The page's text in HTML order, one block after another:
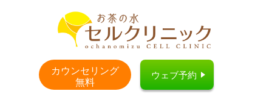
カウンセリング
無料
ウェブ予約